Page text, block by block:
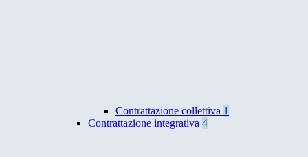
Contrattazione collettiva 1
Contrattazione integrativa 4